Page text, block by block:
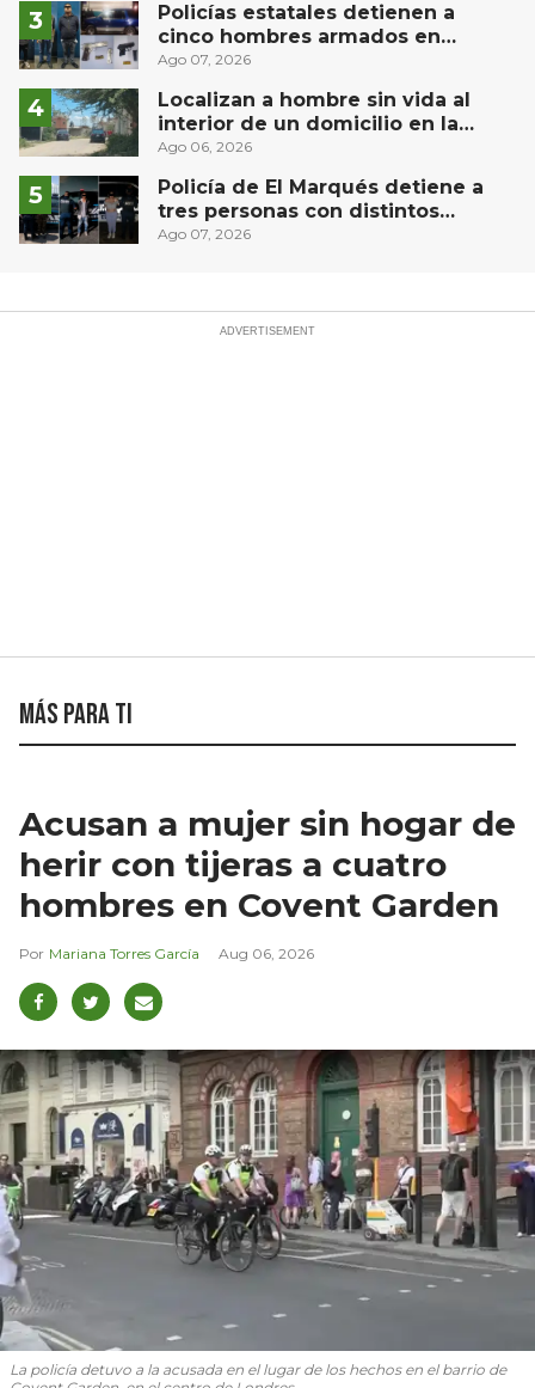
Policías estatales detienen a
cinco hombres armados en
Puebla capital
Ago 07, 2026
Localizan a hombre sin vida al
interior de un domicilio en la
comunidad El Rodeo, San Juan del
Ago 06, 2026
Policía de El Marqués detiene a
tres personas con distintos
narcóticos
Ago 07, 2026
Más para ti
Acusan a mujer sin hogar de
herir con tijeras a cuatro
hombres en Covent Garden
Mariana Torres García Aug 06, 2026
La policía detuvo a la acusada en el lugar de los hechos en el barrio de